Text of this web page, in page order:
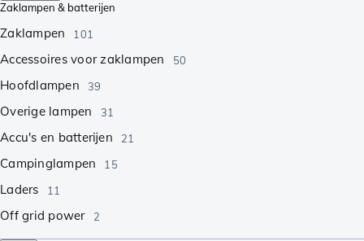
Zaklampen & batterijen
Zaklampen 101
Accessoires voor zaklampen 50
Hoofdlampen 39
Overige lampen 31
Accu's en batterijen 21
Campinglampen 15
Laders 11
Off grid power 2